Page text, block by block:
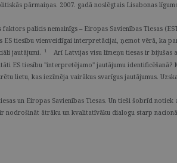
pārmaiņas. 2007. gadā noslēgtais Lisabonas
palicis nemainīgs – Eiropas Savienības Tiesas
tiesību vienveidīgai interpretācijai, ņemot vērā, ka
jautājumi.
1 Arī Latvijas visu līmeņu tiesas ir bijušas
ES tiesību "interpretējamo" jautājumu
lietu, kas iezīmēja vairākus svarīgus jautājumus.
un Eiropas Savienības Tiesas. Un tieši šobrīd
nodrošināt ātrāku un kvalitatīvāku dialogu starp